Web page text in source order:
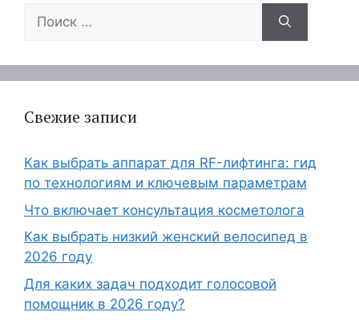
Поиск:
Свежие записи
Как выбрать аппарат для RF-лифтинга: гид
по технологиям и ключевым параметрам
Что включает консультация косметолога
Как выбрать низкий женский велосипед в
2026 году
Для каких задач подходит голосовой
помощник в 2026 году?